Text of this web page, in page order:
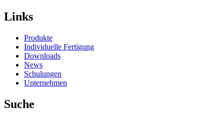
Links
Produkte
Indivi­duelle Fertigung
Downloads
News
Schulungen
Unter­nehmen
Suche